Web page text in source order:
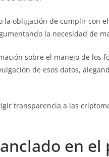
obligación de cumplir con el
la necesidad de
sobre el manejo de los
de esos datos,
transparencia a las
en el